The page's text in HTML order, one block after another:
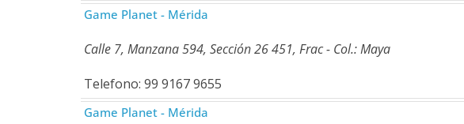
Game Planet - Mérida
Calle 7, Manzana 594, Sección 26 451, Frac - Col.: Maya
Telefono: 99 9167 9655
Game Planet - Mérida